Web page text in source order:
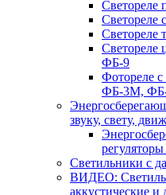
Светореле
Светореле
ФБ-9
Фотореле
ФБ-3М,
звуку, свету,
Светильники с
ВИДЕО:
аккустические и